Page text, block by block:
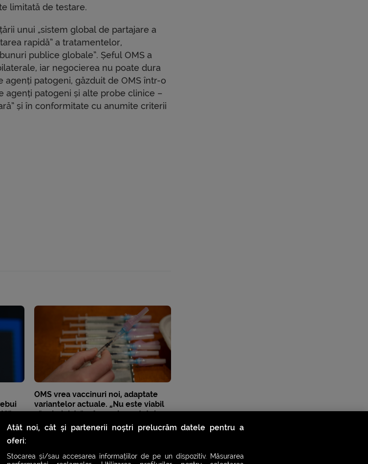
limitată de testare.
unui „sistem global de partajare a
rapidă” a tratamentelor,
publice globale”. Șeful OMS a
iar negocierea nu poate dura
agenți patogeni, găzduit de OMS într-o
agenți patogeni și alte probe clinice –
și în conformitate cu anumite criterii
OMS vrea vaccinuri noi, adaptate
variantelor actuale. „Nu este viabil
să administrăm în mod repetat doze
ale primelor vaccinuri”
Atât noi, cât și partenerii noștri prelucrăm datele pentru a
oferi:
Stocarea și/sau accesarea informațiilor de pe un dispozitiv. Măsurarea